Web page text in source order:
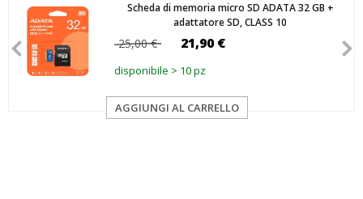
Scheda di memoria micro SD ADATA 32 GB +
adattatore SD, CLASS 10
25,00 € 21,90 €
disponibile > 10 pz
AGGIUNGI AL CARRELLO